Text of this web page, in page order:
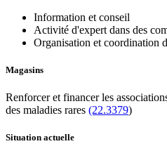
Information et conseil
Activité d'expert dans des
Organisation et coordination
Magasins
Renforcer et financer les
des maladies rares (22.3379)
Situation actuelle